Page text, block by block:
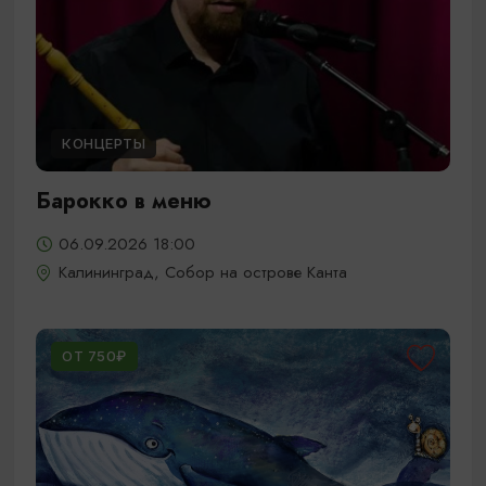
КОНЦЕРТЫ
Барокко в меню
06.09.2026 18:00
Калининград, Собор на острове Канта
ОТ 750₽